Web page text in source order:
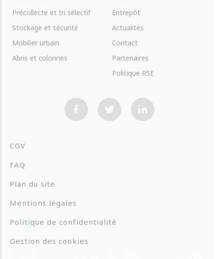
Précollecte et tri sélectif
Stockage et sécurité
Mobilier urbain
Abris et colonnes
Entrepôt
Actualités
Contact
Partenaires
Politique RSE
CGV
FAQ
Plan du site
Mentions légales
Politique de confidentialité
Gestion des cookies